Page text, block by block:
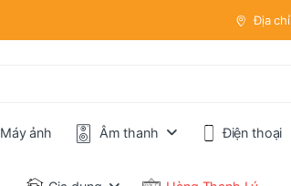
Địa chỉ
Máy ảnh Âm thanh Điện thoại